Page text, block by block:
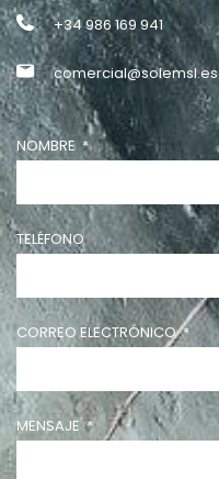
+34 986 169 941
comercial@solemsl.es
NOMBRE
TELÉFONO
CORREO ELECTRÓNICO
MENSAJE